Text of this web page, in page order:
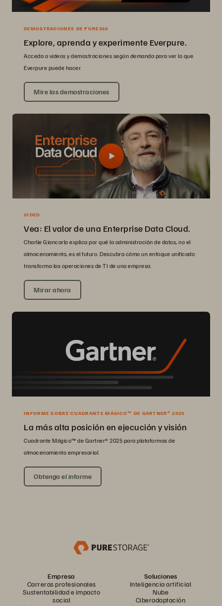
DEMOSTRACIONES DE PURE360
Explore, aprenda y experimente Everpure.
Acceda a videos y demostraciones según demanda para ver lo que
Everpure puede hacer.
Mire las demostraciones
VIDEO
Vea: El valor de una Enterprise Data Cloud.
Charlie Giancarlo explica por qué la administración de datos, no el
almacenamiento, es el futuro. Descubra cómo un enfoque unificado
transforma las operaciones de TI de una empresa.
Mirar ahora
INFORME SOBRE CUADRANTE MÁGICO™ DE GARTNER® 2025
La más alta posición en ejecución y visión
Cuadrante Mágico™ de Gartner® 2025 para plataformas de
almacenamiento empresarial.
Obtenga el informe
Empresa
Carreras profesionales
Sustentabilidad e impacto
social
Soluciones
Inteligencia artificial
Nube
Ciberadaptación